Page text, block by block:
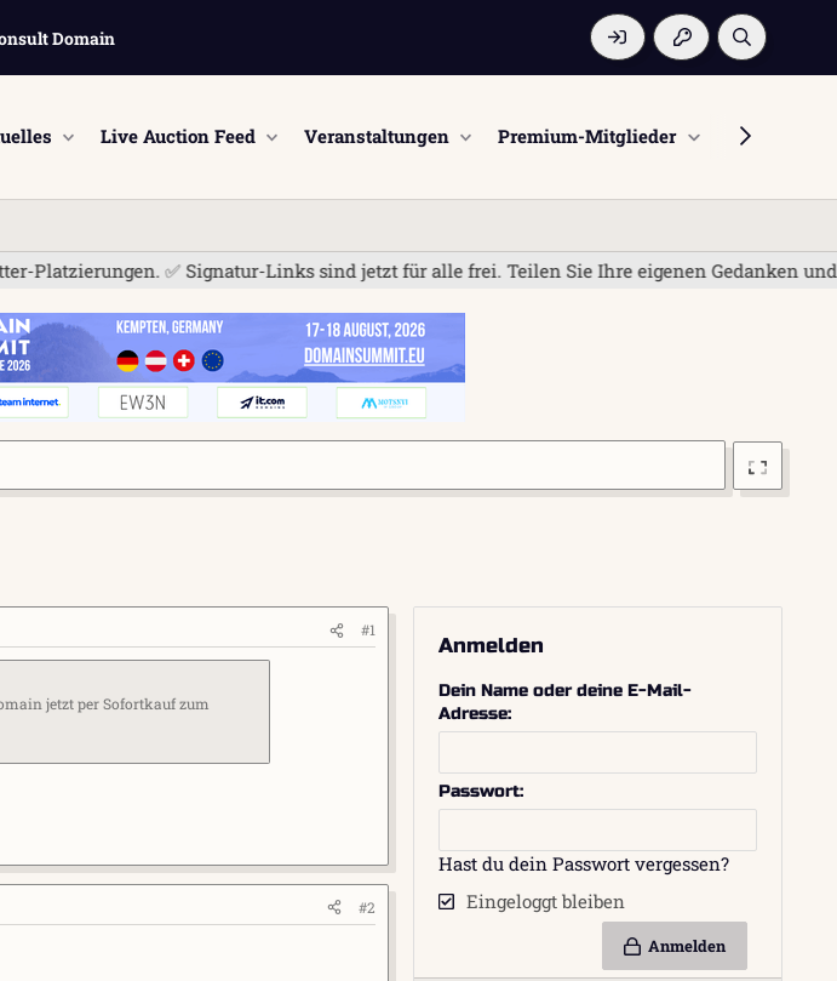
Domain
Live Auction Feed Veranstaltungen Premium-Mitglieder Mitglieder
✅ Signatur-Links sind jetzt für alle frei. Teilen Sie Ihre eigenen Gedanken und
#1
jetzt per Sofortkauf zum
#2
Anmelden
Dein Name oder deine E-Mail-
Adresse
Passwort
Hast du dein Passwort vergessen?
Eingeloggt bleiben
Anmelden